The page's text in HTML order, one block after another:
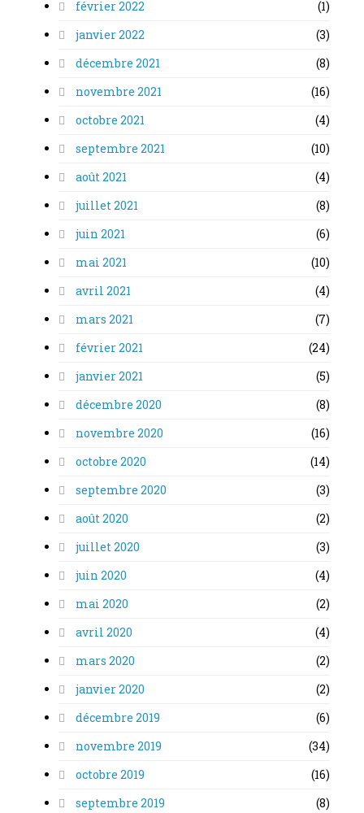
février 2022
(1)
janvier 2022
(3)
décembre 2021
(8)
novembre 2021
(16)
octobre 2021
(4)
septembre 2021
(10)
août 2021
(4)
juillet 2021
(8)
juin 2021
(6)
mai 2021
(10)
avril 2021
(4)
mars 2021
(7)
février 2021
(24)
janvier 2021
(5)
décembre 2020
(8)
novembre 2020
(16)
octobre 2020
(14)
septembre 2020
(3)
août 2020
(2)
juillet 2020
(3)
juin 2020
(4)
mai 2020
(2)
avril 2020
(4)
mars 2020
(2)
janvier 2020
(2)
décembre 2019
(6)
novembre 2019
(34)
octobre 2019
(16)
septembre 2019
(8)